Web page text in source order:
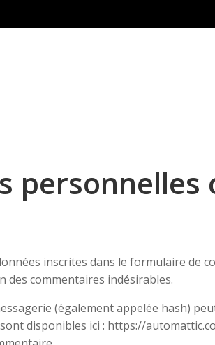
personnelles
inscrites dans le formulaire de
commentaires indésirables.
(également appelée hash)
disponibles ici : https://